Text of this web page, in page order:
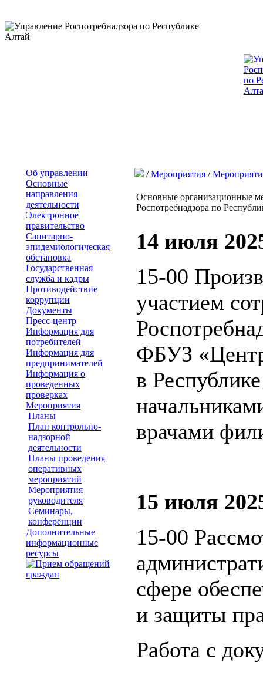
Об управлении
Основные
направления
деятельности
Электронное
правительство
Санитарно-
эпидемиологическая
обстановка
Государственная
служба и кадры
Противодействие
коррупции
Документы
Пресс-центр
Информация для
потребителей
Информация для
предпринимателей
Информация о
проведенных
проверках
Мероприятия
Планы
План контрольно-
надзорной
деятельности
Планы проведения
оперативных
мероприятий
Мероприятия
руководителя
Семинары,
конференции
Дополнительные
информационные
ресурсы
/Мероприятия /
Основные организационные
Роспотребнадзора по
14 июля
15-00
участием
ФБУЗ
в
врачами
15 июля
15-00
сфере
и защиты
Работа с